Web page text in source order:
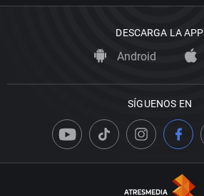
DESCARGA LA APP
Android
SÍGUENOS EN